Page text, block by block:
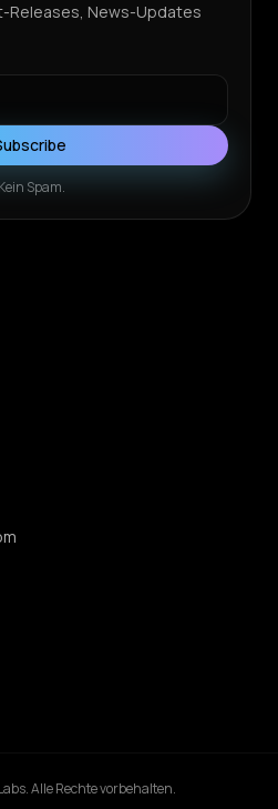
Releases, News-Updates
Spam.
Alle Rechte vorbehalten.